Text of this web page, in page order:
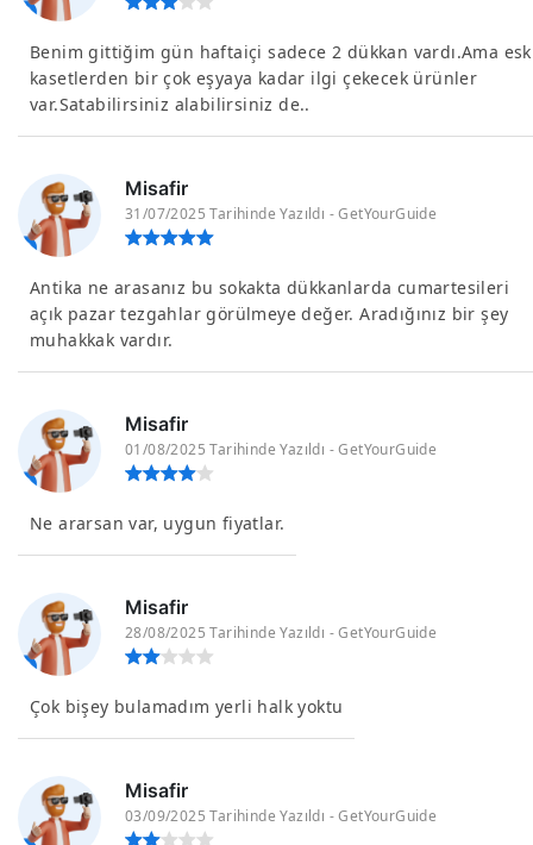
Benim gittiğim gün haftaiçi sadece 2 dükkan vardı.Ama
kasetlerden bir çok eşyaya kadar ilgi çekecek ürünler
var.Satabilirsiniz alabilirsiniz de..
Misafir
31/07/2025 Tarihinde Yazıldı - GetYourGuide
Antika ne arasanız bu sokakta dükkanlarda cumartesileri
açık pazar tezgahlar görülmeye değer. Aradığınız bir şey
muhakkak vardır.
Misafir
01/08/2025 Tarihinde Yazıldı - GetYourGuide
Ne ararsan var, uygun fiyatlar.
Misafir
28/08/2025 Tarihinde Yazıldı - GetYourGuide
Çok bişey bulamadım yerli halk yoktu
Misafir
03/09/2025 Tarihinde Yazıldı - GetYourGuide